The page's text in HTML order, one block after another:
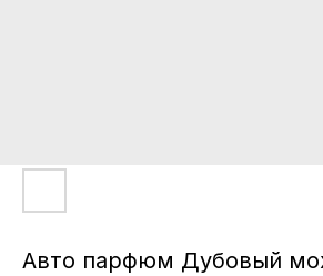
Авто парфюм Дубовый